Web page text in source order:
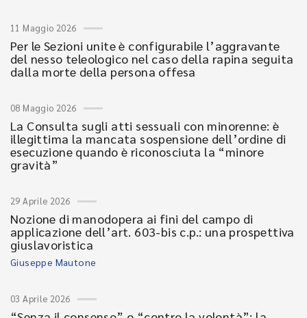
11 Maggio 2026
Per le Sezioni unite è configurabile l’aggravante
del nesso teleologico nel caso della rapina seguita
dalla morte della persona offesa
08 Maggio 2026
La Consulta sugli atti sessuali con minorenne: è
illegittima la mancata sospensione dell’ordine di
esecuzione quando è riconosciuta la “minore
gravità”
29 Aprile 2026
Nozione di manodopera ai fini del campo di
applicazione dell’art. 603-bis c.p.: una prospettiva
giuslavoristica
Giuseppe Mautone
03 Aprile 2026